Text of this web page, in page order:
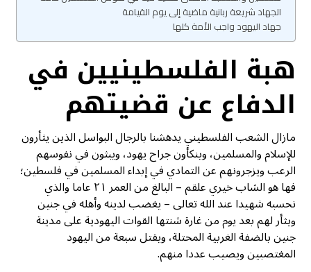
الجهاد شريعة ربانية ماضية إلى يوم القيامة
جهاد اليهود واجب الأمة كلها
هبة الفلسطينيين في
الدفاع عن قضيتهم
مازال الشعب الفلسطيني يدهشنا بالرجال البواسل الذين يثأرون
للإسلام والمسلمين، وينكأون جراح يهود، ويبثون في نفوسهم
الرعب ويزجرونهم عن التمادي في إبداء المسلمين في فلسطين؛
فها هو الشاب خيري علقم – البالغ من العمر ٢١ عاما والذي
نحسبه شهيدا عند الله تعالى – يغضب لدينه وأهله في جنين
ويثأر لهم بعد يوم من غارة شنتها القوات اليهودية على مدينة
جنين بالضفة الغربية المحتلة، ويقتل سبعة من اليهود
المغتصبين ويصيب عددا منهم.